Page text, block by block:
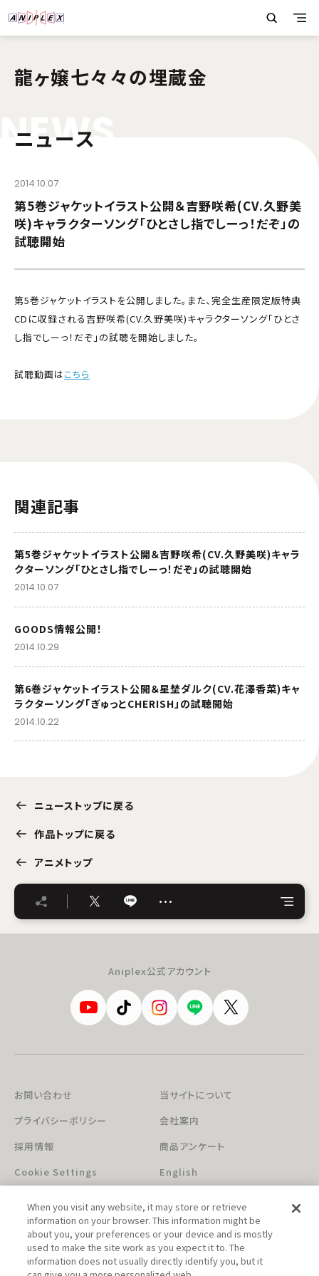
龍ヶ嬢七々々の埋蔵金
NEWS
ニュース
2014.10.07
第5巻ジャケットイラスト公開＆吉野咲希(CV.久野美
咲)キャラクターソング「ひとさし指でしーっ！だぞ」の
試聴開始
第5巻ジャケットイラストを公開しました。また、完全生産限定版特典
CDに収録される吉野咲希(CV.久野美咲)キャラクターソング「ひとさ
し指でしーっ！だぞ」の試聴を開始しました。
試聴動画はこちら
関連記事
第5巻ジャケットイラスト公開＆吉野咲希(CV.久野美咲)キャラ
クターソング「ひとさし指でしーっ！だぞ」の試聴開始
2014.10.07
GOODS情報公開！
2014.10.29
第6巻ジャケットイラスト公開＆星埜ダルク(CV.花澤香菜)キャ
ラクターソング「ぎゅっとCHERISH」の試聴開始
2014.10.22
ニューストップに戻る
作品トップに戻る
アニメトップ
…
Aniplex公式アカウント
お問い合わせ
当サイトについて
プライバシーポリシー
会社案内
採用情報
商品アンケート
Cookie Settings
English
When you visit any website, it may store or retrieve
information on your browser. This information might be
about you, your preferences or your device and is mostly
used to make the site work as you expect it to. The
information does not usually directly identify you, but it